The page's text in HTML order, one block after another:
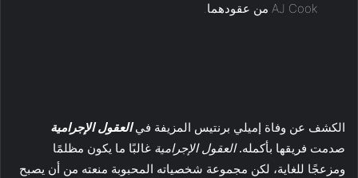
AJ Cook من عقودهما.
الكشف عن وفاة إميلي برنتيس المزيفة فيالعقول الإجرامية
صدمت فريقها بأكمله.العقول الإجرامية غالبًا ما يكون مظلمًا
ومزعجًا للغاية، لكن مجموعة شخصياته المحبوبة منعته من أن يصبح